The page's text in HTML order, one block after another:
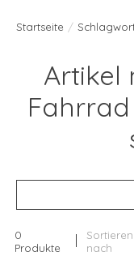
Startseite /
Artikel
0
Produkte
Sortieren
nach